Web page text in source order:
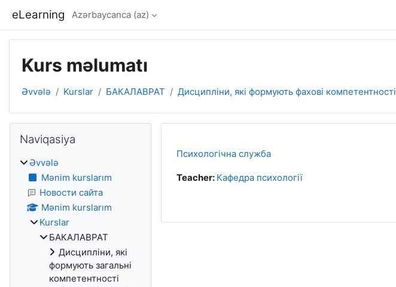
eLearning Azərbaycanca ‎(az)‎
Kurs məlumatı
Əvvələ Kurslar БАКАЛАВРАТ Дисципліни, які формують фахові компетентності
Психологічна служба
Teacher: Кафедра психології
Bloklar
Naviqasiya
Əvvələ
Mənim kurslarım
Новости сайта
Mənim kurslarım
Kurslar
БАКАЛАВРАТ
Дисципліни, які
формують загальні
компетентності